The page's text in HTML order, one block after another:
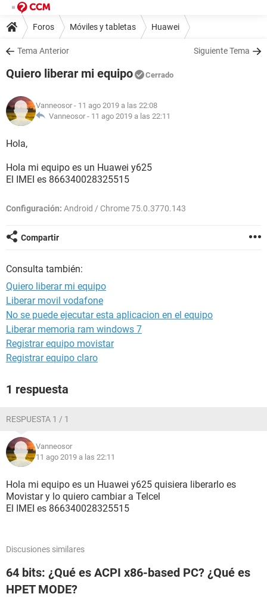
Foros Móviles y tabletas Huawei
Tema Anterior Siguiente Tema
Quiero liberar mi equipo Cerrado
Vanneosor - 11 ago 2019 a las 22:08
Vanneosor - 11 ago 2019 a las 22:11
Hola,
Hola mi equipo es un Huawei y625
El IMEI es 866340028325515
Configuración: Android / Chrome 75.0.3770.143
Compartir
Consulta también:
Quiero liberar mi equipo
Liberar movil vodafone
No se puede ejecutar esta aplicacion en el equipo
Liberar memoria ram windows 7
Registrar equipo movistar
Registrar equipo claro
1 respuesta
RESPUESTA 1 / 1
Vanneosor
11 ago 2019 a las 22:11
Hola mi equipo es un Huawei y625 quisiera liberarlo es
Movistar y lo quiero cambiar a Telcel
El IMEI es 866340028325515
Discusiones similares
64 bits: ¿Qué es ACPI x86-based PC? ¿Qué es
HPET MODE?